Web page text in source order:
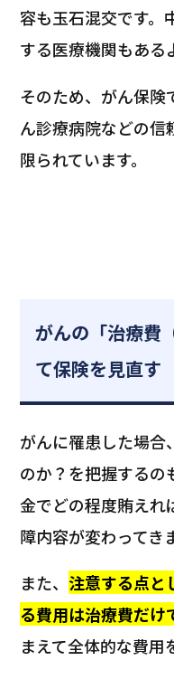
容も玉石混交です。
する医療機関もある
そのため、がん保険
ん診療病院などの信
限られています。
がんの「治療費
て保険を見直す
がんに罹患した場合
のか？を把握するの
金でどの程度賄えれ
障内容が変わってき
また、 注意する点と
る費用は治療費だけ
まえて全体的な費用